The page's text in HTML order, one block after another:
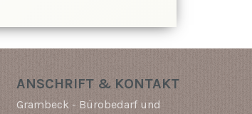
ANSCHRIFT & KONTAKT
Grambeck - Bürobedarf und